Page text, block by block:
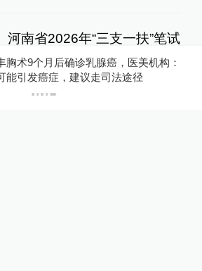
河南省2026年“三支一扶”笔试
成绩作废，将重新组织笔试
中国政库 7小时前 34 评
胸术9个月后确诊乳腺癌，医美机构：
能引发癌症，建议走司法途径